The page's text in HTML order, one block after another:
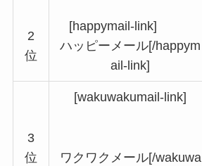
2
位
[happymail-link]
ハッピーメール[/happym
ail-link]
3
位
[wakuwakumail-link]
ワクワクメール[/wakuwa